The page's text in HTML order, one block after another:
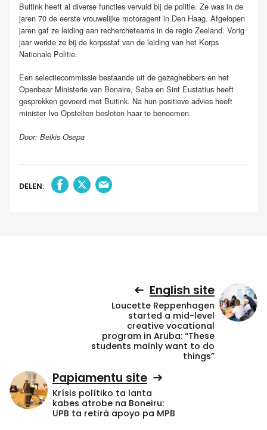
Buitink heeft al diverse functies vervuld bij de politie. Ze was in de
jaren 70 de eerste vrouwelijke motoragent in Den Haag. Afgelopen
jaren gaf ze leiding aan rechercheteams in de regio Zeeland. Vorig
jaar werkte ze bij de korpsstaf van de leiding van het Korps
Nationale Politie.
Een selectiecommissie bestaande uit de gezaghebbers en het
Openbaar Ministerie van Bonaire, Saba en Sint Eustatius heeft
gesprekken gevoerd met Buitink. Na hun positieve advies heeft
minister Ivo Opstelten besloten haar te benoemen.
Door: Belkis Osepa
DELEN:
English site
Loucette Reppenhagen
started a mid-level
creative vocational
program in Aruba: “These
students mainly want to do
things”
Papiamentu site
Krísis polítiko ta lanta
kabes atrobe na Boneiru:
UPB ta retirá apoyo pa MPB